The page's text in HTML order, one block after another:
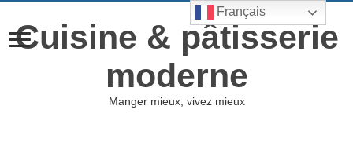
Cuisine & pâtisserie
moderne
Manger mieux, vivez mieux
Français